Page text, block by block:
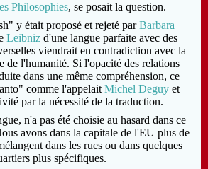
Philosophies, se posait la question.
y était proposé et rejeté parBarbara
Leibniz d'une langue parfaite avec des
viendrait en contradiction avec la
de l'humanité. Si l'opacité des relations
dans une même compréhension, ce
comme l'appelait Michel Deguyet
par la nécessité de la traduction.
n'a pas été choisie au hasard dans ce
avons dans la capitale de l'EU plus de
dans les rues ou dans quelques
plus spécifiques.